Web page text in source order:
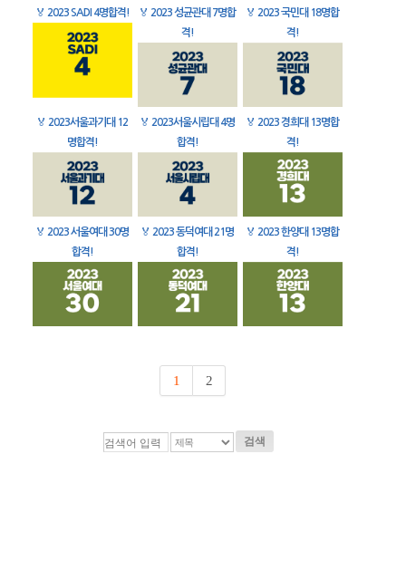
🏅 2023 SADI 4명합격! 🏅 2023 성균관대 7명합
격!
🏅 2023 국민대 18명합
격!
🏅 2023서울과기대 12
명합격!
🏅 2023서울시립대 4명
합격!
🏅 2023 경희대 13명합
격!
🏅 2023 서울여대 30명
합격!
🏅 2023 동덕여대 21명
합격!
🏅 2023 한양대 13명합
격!
1 2
검색